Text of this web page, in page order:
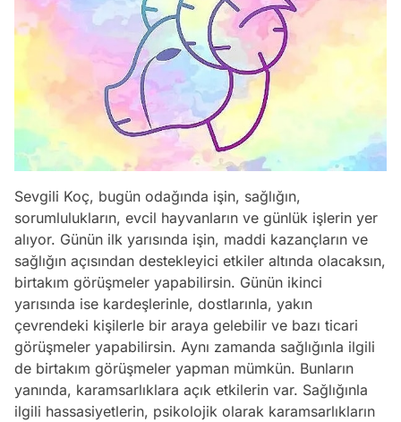
Sevgili Koç, bugün odağında işin, sağlığın,
sorumlulukların, evcil hayvanların ve günlük işlerin yer
alıyor. Günün ilk yarısında işin, maddi kazançların ve
sağlığın açısından destekleyici etkiler altında olacaksın,
birtakım görüşmeler yapabilirsin. Günün ikinci
yarısında ise kardeşlerinle, dostlarınla, yakın
çevrendeki kişilerle bir araya gelebilir ve bazı ticari
görüşmeler yapabilirsin. Aynı zamanda sağlığınla ilgili
de birtakım görüşmeler yapman mümkün. Bunların
yanında, karamsarlıklara açık etkilerin var. Sağlığınla
ilgili hassasiyetlerin, psikolojik olarak karamsarlıkların